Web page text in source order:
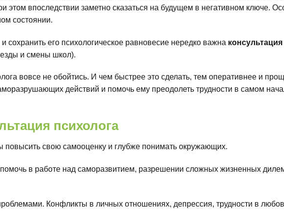
впоследствии заметно сказаться на будущем в негативном ключе.
состоянии.
его психологическое равновесие нередко важна
и смены школ).
вовсе не обойтись. И чем быстрее это сделать, тем оперативнее и
действий и помочь ему преодолеть трудности в самом
психолога
свою самооценку и глубже понимать окружающих.
в работе над саморазвитием, разрешении сложных жизненных
Конфликты в личных отношениях, депрессия, трудности в